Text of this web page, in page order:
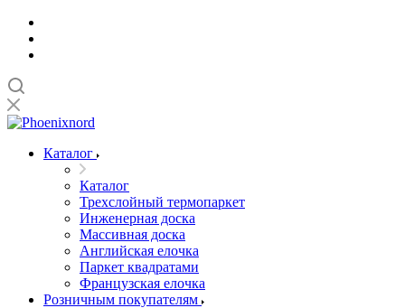
Каталог
Каталог
Трехслойный термопаркет
Инженерная доска
Массивная доска
Английская елочка
Паркет квадратами
Французская елочка
Розничным покупателям